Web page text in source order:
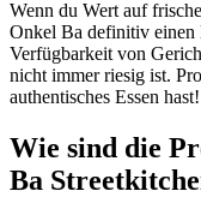
Wenn du Wert auf
Onkel Ba definitiv einen
Verfügbarkeit von
nicht immer riesig ist.
authentisches Essen hast!
Wie sind die
Ba